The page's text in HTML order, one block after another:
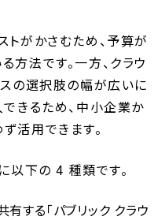
トがかさむため、予算が
法です。一方、クラウ
の選択肢の幅が広いに
きるため、中小企業か
活用できます。
以下の 4 種類です。
する「パブリック クラウ